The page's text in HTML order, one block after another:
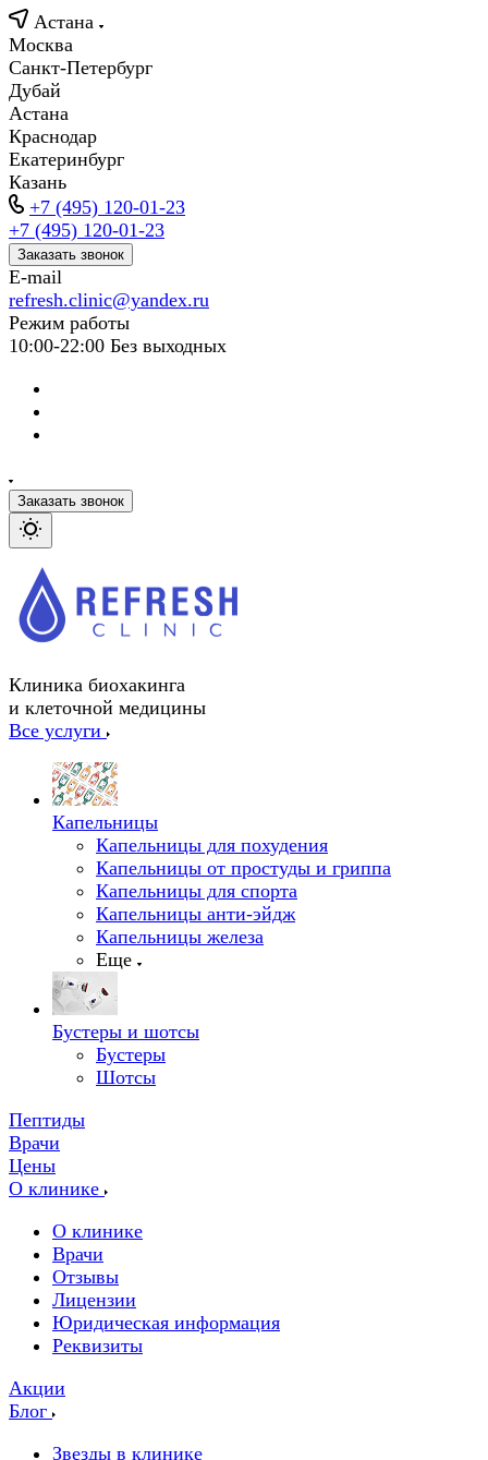
Астана
Москва
Санкт-Петербург
Дубай
Астана
Краснодар
Екатеринбург
Казань
+7 (495) 120-01-23
+7 (495) 120-01-23
Заказать звонок
E-mail
refresh.clinic@yandex.ru
Режим работы
10:00-22:00 Без выходных
Заказать звонок
Клиника биохакинга
и клеточной медицины
Все услуги
Капельницы
Капельницы для похудения
Капельницы от простуды и гриппа
Капельницы для спорта
Капельницы анти-эйдж
Капельницы железа
Еще
Бустеры и шотсы
Бустеры
Шотсы
Пептиды
Врачи
Цены
О клинике
О клинике
Врачи
Отзывы
Лицензии
Юридическая информация
Реквизиты
Акции
Блог
Звезды в клинике